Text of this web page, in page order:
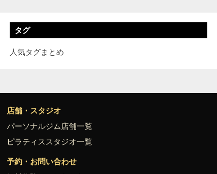
タグ
人気タグまとめ
店舗・スタジオ
パーソナルジム店舗一覧
ピラティススタジオ一覧
予約・お問い合わせ